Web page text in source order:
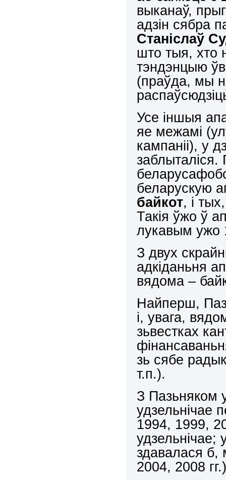
выканаў,
адзін сябра
Станіслаў
што тыя, хто
тэндэнцыю
(праўда, мы
Усе іншыя
яе межамі
кампаніі), у
заблыталіся.
беларускую
байкот, і
Такія ўжо ў
лукавым ужо
З двух
адкіданьня
вядома –
Найперш,
і, увага,
зьвестках
зь сябе
т.п.).
З Пазьняком
удзельнічае
1994, 1999,
здавалася б,
2004, 2008